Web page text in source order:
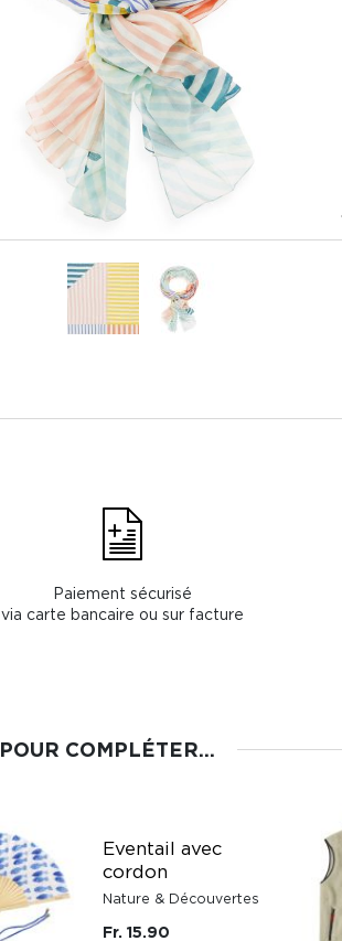
Paiement sécurisé
via carte bancaire ou sur facture
POUR COMPLÉTER...
Eventail avec
cordon
Nature & Découvertes
Fr. 15.90